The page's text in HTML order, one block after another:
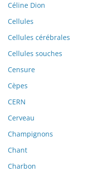
Céline Dion
Cellules
Cellules cérébrales
Cellules souches
Censure
Cèpes
CERN
Cerveau
Champignons
Chant
Charbon